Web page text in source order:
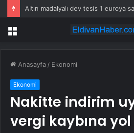
Menü
Anasayfa / Ekonomi
Ekonomi
Nakitte indirim
vergi kaybına yol